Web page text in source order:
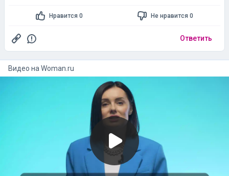
Нравится 0 Не нравится 0
Ответить
Видео на woman.ru